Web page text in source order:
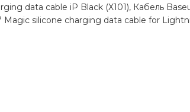
data cable iP Black (X101), Кабель
silicone charging data cable for